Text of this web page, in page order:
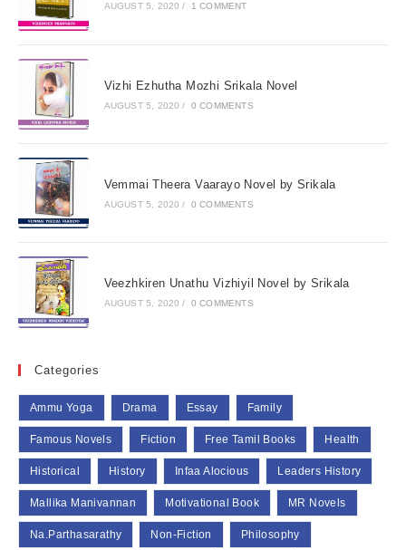
AUGUST 5, 2020 / 1 COMMENT
Vizhi Ezhutha Mozhi Srikala Novel
AUGUST 5, 2020 / 0 COMMENTS
Vemmai Theera Vaarayo Novel by Srikala
AUGUST 5, 2020 / 0 COMMENTS
Veezhkiren Unathu Vizhiyil Novel by Srikala
AUGUST 5, 2020 / 0 COMMENTS
Categories
Ammu Yoga Drama Essay Family
Famous Novels Fiction Free Tamil Books Health
Historical History Infaa Alocious Leaders History
Mallika Manivannan Motivational Book MR Novels
Na.Parthasarathy Non-Fiction Philosophy